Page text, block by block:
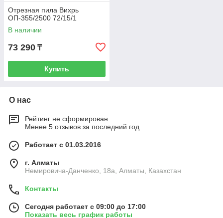
Отрезная пила Вихрь
ОП-355/2500 72/15/1
В наличии
73 290 ₸
Купить
О нас
Рейтинг не сформирован
Менее 5 отзывов за последний год
Работает с 01.03.2016
г. Алматы
Немировича-Данченко, 18а, Алматы, Казахстан
Контакты
Сегодня работает с 09:00 до 17:00
Показать весь график работы